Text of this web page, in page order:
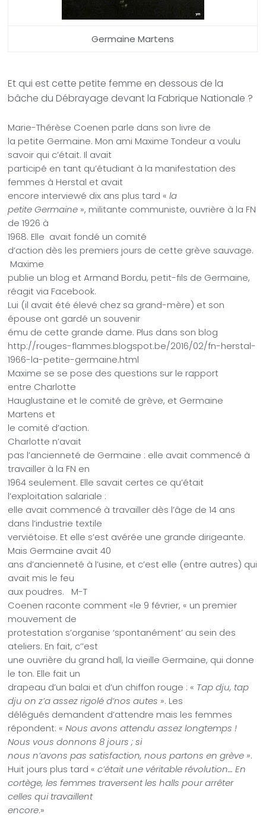
Germaine Martens
Et qui est cette petite femme en dessous de la
bâche du Débrayage devant la Fabrique Nationale ?
Marie-Thérèse Coenen parle dans son livre de
la petite Germaine. Mon ami Maxime Tondeur a voulu
savoir qui c’était. Il avait
participé en tant qu’étudiant à la manifestation des
femmes à Herstal et avait
encore interviewé dix ans plus tard «la
petite Germaine », militante communiste, ouvrière à la FN
de 1926 à
1968. Elle avait fondé un comité
d’action dès les premiers jours de cette grève sauvage.
Maxime
publie un blog et Armand Bordu, petit-fils de Germaine,
réagit via Facebook.
Lui (il avait été élevé chez sa grand-mère) et son
épouse ont gardé un souvenir
ému de cette grande dame. Plus dans son blog
http://rouges-flammes.blogspot.be/2016/02/fn-herstal-
1966-la-petite-germaine.html
Maxime se se pose des questions sur le rapport
entre Charlotte
Hauglustaine et le comité de grève, et Germaine
Martens et
le comité d’action.
Charlotte n’avait
pas l’ancienneté de Germaine : elle avait commencé à
travailler à la FN en
1964 seulement. Elle savait certes ce qu’était
l’exploitation salariale :
elle avait commencé à travailler dès l’âge de 14 ans
dans l’industrie textile
verviétoise. Et elle s’est avérée une grande dirigeante.
Mais Germaine avait 40
ans d’ancienneté à l’usine, et c’est elle (entre autres) qui
avait mis le feu
aux poudres.
M-T
Coenen raconte comment «le 9 février, « un premier
mouvement de
protestation s’organise ‘spontanément’ au sein des
ateliers. En fait, c’’est
une ouvrière du grand hall, la vieille Germaine, qui donne
le ton. Elle fait un
drapeau d’un balai et d’un chiffon rouge : « Tap dju, tap
dju on z’a assez rigolé d’nos autes ». Les
délégués demandent d’attendre mais les femmes
répondent: «Nous avons attendu assez longtemps !
Nous vous donnons 8 jours ; si
nous n’avons pas satisfaction, nous partons en grève ».
Huit jours plus tard «c’était une véritable révolution… En
cortège, les femmes traversent les halls pour arrêter
celles qui travaillent
encore.»